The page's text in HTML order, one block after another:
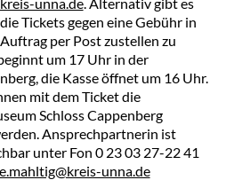
Tickets gegen eine Gebühr in
per Post zustellen zu
um 17 Uhr in der
die Kasse öffnet um 16 Uhr.
mit dem Ticket die
Schloss Cappenberg
Ansprechpartnerin ist
unter Fon 0 23 03 27-22 41
unna.de